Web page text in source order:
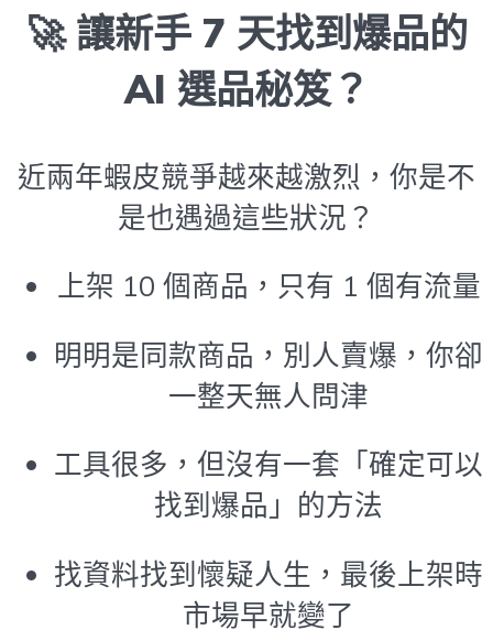
🚀 讓新手 7 天找到爆品的
AI 選品秘笈？
近兩年蝦皮競爭越來越激烈，你是不
是也遇過這些狀況？
上架 10 個商品，只有 1 個有流量
明明是同款商品，別人賣爆，你卻
一整天無人問津
工具很多，但沒有一套「確定可以
找到爆品」的方法
找資料找到懷疑人生，最後上架時
市場早就變了